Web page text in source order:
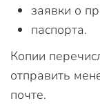
заявки о
паспорта.
Копии
отправить
почте.